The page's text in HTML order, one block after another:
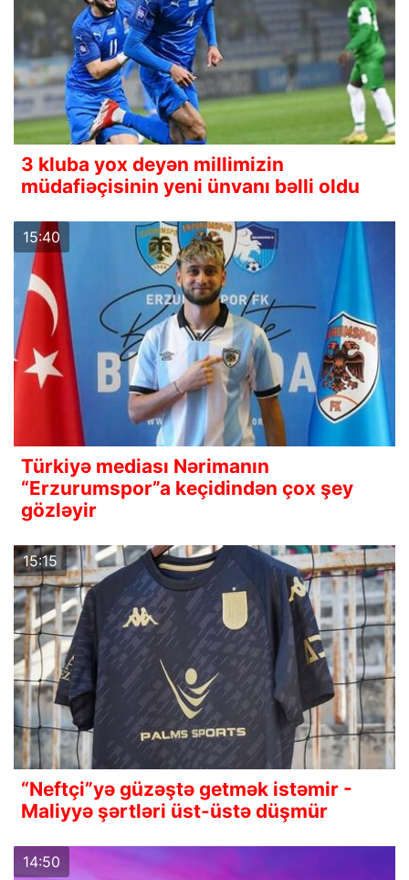
3 kluba yox deyən millimizin
müdafiəçisinin yeni ünvanı bəlli oldu
15:40
Türkiyə mediası Nərimanın
“Erzurumspor”a keçidindən çox şey
gözləyir
15:15
“Neftçi”yə güzəştə getmək istəmir -
Maliyyə şərtləri üst-üstə düşmür
14:50